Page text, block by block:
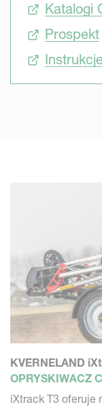
Katalogi
Prospekt
KVERNELAND
OPRYSKIWACZ
iXtrack T3 oferuje